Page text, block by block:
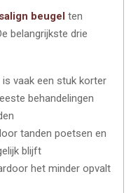
beugel ten
belangrijkste drie
vaak een stuk korter
behandelingen
tanden poetsen en
blijft
het minder opvalt